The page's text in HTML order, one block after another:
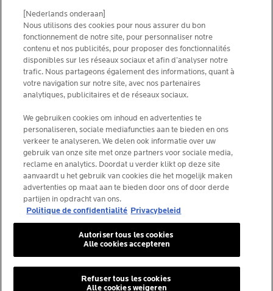
ALGEMENE VOORWAARDEN
CONTACTEER ONS
PRIVACY POLICY
SITEMAP
COOKIES POLICY
NEWSLETTER
FOUNDATION LA ROCHE-POSAY
La Roche-Posay Laboratoire Dermatologique CAI
86270 La Roche-Posay France
consumercareNL@loreal.com
*IQVIA NPA, dermocosmetica, apotheekkanaal België,
voorgeschreven producten door dermatologen, volume.
YTD 08/2025, België.
[Nederlands onderaan]
Nous utilisons des cookies pour nous assurer du bon
fonctionnement de notre site, pour personnaliser notre
contenu et nos publicités, pour proposer des fonctionnalités
disponibles sur les réseaux sociaux et afin d’analyser notre
trafic. Nous partageons également des informations, quant à
votre navigation sur notre site, avec nos partenaires
analytiques, publicitaires et de réseaux sociaux.
We gebruiken cookies om inhoud en advertenties te
personaliseren, sociale mediafuncties aan te bieden en ons
verkeer te analyseren. We delen ook informatie over uw
gebruik van onze site met onze partners voor sociale media,
reclame en analytics. Doordat u verder klikt op deze site
aanvaardt u het gebruik van cookies die het mogelijk maken
advertenties op maat aan te bieden door ons of door derde
partijen in opdracht van ons.
Politique de confidentialité Privacybeleid
Refuser tous les cookies
Alle cookies weigeren
Autoriser tous les cookies
Alle cookies accepteren